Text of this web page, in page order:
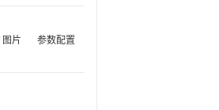
图片 参数配置